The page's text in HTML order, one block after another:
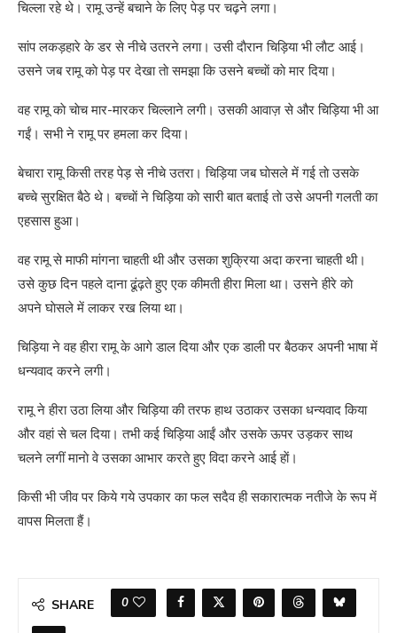
चिल्ला रहे थे। रामू उन्हें बचाने के लिए पेड़ पर चढ़ने लगा।
सांप लकड़हारे के डर से नीचे उतरने लगा। उसी दाैरान चिड़िया भी लाैट आई।
उसने जब रामू काे पेड़ पर देखा ताे समझा कि उसने बच्चाें काे मार दिया।
वह रामू काे चाेच मार-मारकर चिल्लाने लगी। उसकी आवाज़ से और चिड़िया भी आ
गईं। सभी ने रामू पर हमला कर दिया।
बेचारा रामू किसी तरह पेड़ से नीचे उतरा। चिड़िया जब घाेसले में गई ताे उसके
बच्चे सुरक्षित बैठे थे। बच्चाें ने चिड़िया काे सारी बात बताई ताे उसे अपनी गलती का
एहसास हुआ।
वह रामू से माफी मांगना चाहती थी और उसका शुक्रिया अदा करना चाहती थी।
उसे कुछ दिन पहले दाना ढूंढ़ते हुए एक कीमती हीरा मिला था। उसने हीरे काे
अपने घाेसले में लाकर रख लिया था।
चिड़िया ने वह हीरा रामू के आगे डाल दिया और एक डाली पर बैठकर अपनी भाषा में
धन्यवाद करने लगी।
रामू ने हीरा उठा लिया और चिड़िया की तरफ हाथ उठाकर उसका धन्यवाद किया
और वहां से चल दिया। तभी कई चिड़िया आईं और उसके ऊपर उड़कर साथ
चलने लगीं मानाे वे उसका आभार करते हुए विदा करने आई हाें।
किसी भी जीव पर किये गये उपकार का फल सदैव ही सकारात्मक नतीजे के रूप में
वापस मिलता हैं।
SHARE 0